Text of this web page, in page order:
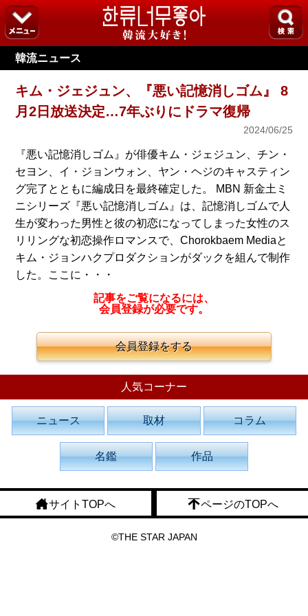
韓流ニュース
キム・ジェジュン、『悪い記憶消しゴム』 8
月2日放送決定…7年ぶりにドラマ復帰
2024/06/25
『悪い記憶消しゴム』が俳優キム・ジェジュン、チン・
セヨン、イ・ジョンウォン、ヤン・ヘジのキャスティン
グ完了とともに編成日を最終確定した。 MBN 新金土ミ
ニシリーズ『悪い記憶消しゴム』は、記憶消しゴムで人
生が変わった男性と彼の初恋になってしまった女性のス
リリングな初恋操作ロマンスで、Chorokbaem Mediaと
キム・ジョンハクプロダクションがダックを組んで制作
した。ここに・・・
記事をご覧になるには、
会員登録が必要です。
会員登録をする
人気コーナー
ニュース 取材 コラム
名鑑 作品
サイトTOPへ ページのTOPへ
©THE STAR JAPAN